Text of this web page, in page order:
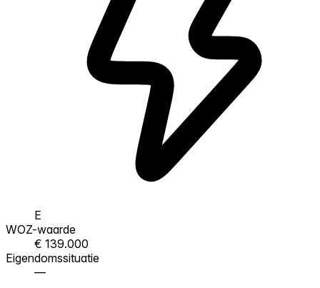
E
WOZ-waarde
€ 139.000
Eigendomssituatie
—